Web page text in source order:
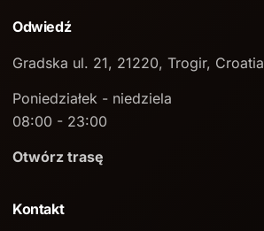
Odwiedź
Gradska ul. 21, 21220, Trogir, Croatia
Poniedziałek - niedziela
08:00 - 23:00
Otwórz trasę
Kontakt